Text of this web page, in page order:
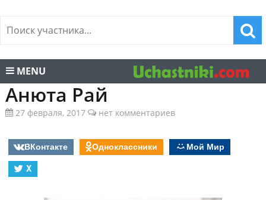
MENU
Анюта Рай
27 февраля, 2017 нет комментариев
ВКонтакте Одноклассники
Мой Мир
X